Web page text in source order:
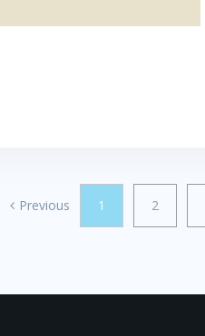
Previous 1 2